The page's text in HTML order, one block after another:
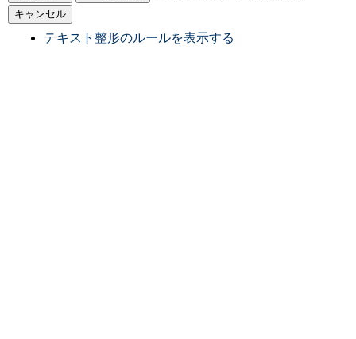
テキスト整形のルールを表示する